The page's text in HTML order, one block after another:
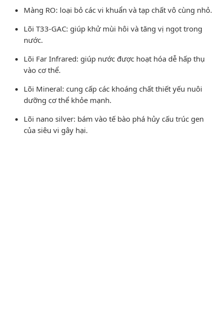
Màng RO: loại bỏ các vi khuẩn và tạp chất vô cùng nhỏ.
Lõi T33-GAC: giúp khử mùi hôi và tăng vị ngọt trong
nước.
Lõi Far Infrared: giúp nước được hoạt hóa dễ hấp thụ
vào cơ thể.
Lõi Mineral: cung cấp các khoáng chất thiết yếu nuôi
dưỡng cơ thể khỏe mạnh.
Lõi nano silver: bám vào tế bào phá hủy cấu trúc gen
của siêu vi gây hại.